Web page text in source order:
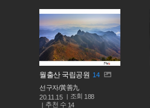
월출산 국립공원 14
선구자/黃善九
20.11.15
조회 188
추천 수 14